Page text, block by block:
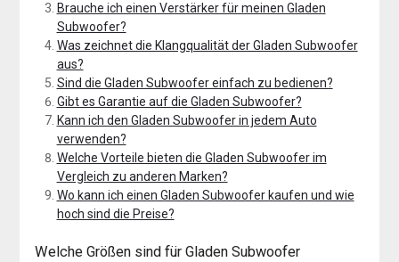
Brauche ich einen Verstärker für meinen Gladen
Subwoofer?
Was zeichnet die Klangqualität der Gladen Subwoofer
aus?
Sind die Gladen Subwoofer einfach zu bedienen?
Gibt es Garantie auf die Gladen Subwoofer?
Kann ich den Gladen Subwoofer in jedem Auto
verwenden?
Welche Vorteile bieten die Gladen Subwoofer im
Vergleich zu anderen Marken?
Wo kann ich einen Gladen Subwoofer kaufen und wie
hoch sind die Preise?
Welche Größen sind für Gladen Subwoofer